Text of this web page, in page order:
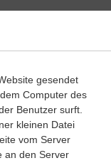
gesendet
Computer des
Benutzer surft.
kleinen Datei
vom Server
an den Server